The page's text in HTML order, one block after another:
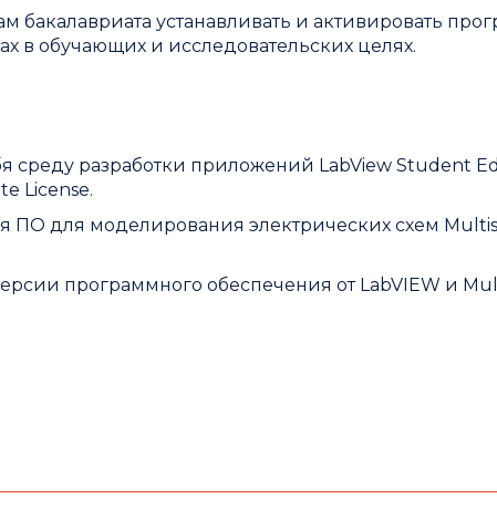
бакалавриата устанавливать и активировать
в обучающих и исследовательских целях.
среду разработки приложений LabView Student
License.
ПО для моделирования электрических схем
программного обеспечения от LabVIEW и